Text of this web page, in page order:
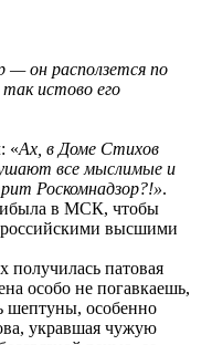
— он расползется по
истово его
«Ах, в Доме Стихов
все мыслимые и
Роскомнадзор?!».
в МСК, чтобы
российскими высшими
патовая
особо не погавкаешь,
шептуны, особенно
укравшая чужую